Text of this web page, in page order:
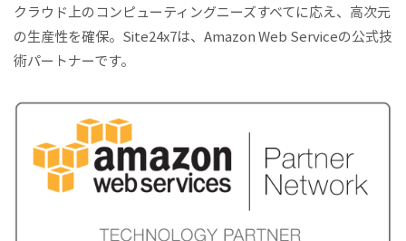
クラウド上のコンピューティングニーズすべてに応え、高次元
の生産性を確保。Site24x7は、Amazon Web Serviceの公式技
術パートナーです。